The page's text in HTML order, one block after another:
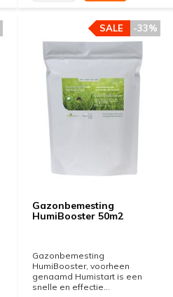
Gazonbemesting
HumiBooster 50m2
-33%
SALE
Gazonbemesting
HumiBooster, voorheen
genaamd Humistart is een
snelle en effectie...